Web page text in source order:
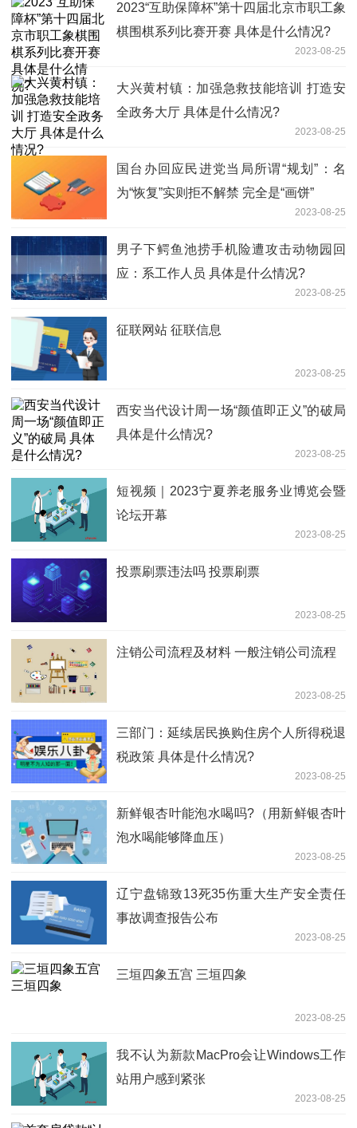
2023“互助保障杯”第十四届北京市职工象
棋围棋系列比赛开赛 具体是什么情况?
2023-08-25
大兴黄村镇：加强急救技能培训 打造安
全政务大厅 具体是什么情况?
2023-08-25
国台办回应民进党当局所谓“规划”：名
为“恢复”实则拒不解禁 完全是“画饼”
2023-08-25
男子下鳄鱼池捞手机险遭攻击动物园回
应：系工作人员 具体是什么情况?
2023-08-25
征联网站 征联信息
2023-08-25
西安当代设计周一场“颜值即正义”的破局
具体是什么情况?
2023-08-25
短视频｜2023宁夏养老服务业博览会暨
论坛开幕
2023-08-25
投票刷票违法吗 投票刷票
2023-08-25
注销公司流程及材料 一般注销公司流程
2023-08-25
三部门：延续居民换购住房个人所得税退
税政策 具体是什么情况?
2023-08-25
新鲜银杏叶能泡水喝吗?（用新鲜银杏叶
泡水喝能够降血压）
2023-08-25
辽宁盘锦致13死35伤重大生产安全责任
事故调查报告公布
2023-08-25
三垣四象五宫 三垣四象
2023-08-25
我不认为新款MacPro会让Windows工作
站用户感到紧张
2023-08-25